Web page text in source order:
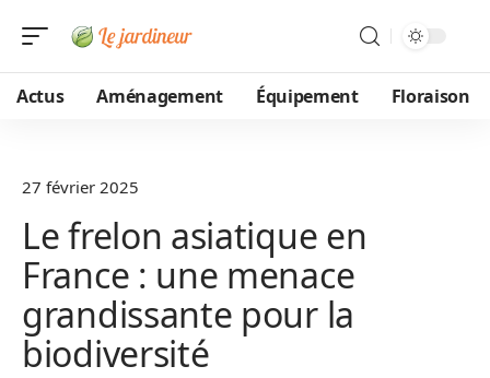
Actus Aménagement Équipement Floraison
27 février 2025
Le frelon asiatique en
France : une menace
grandissante pour la
biodiversité